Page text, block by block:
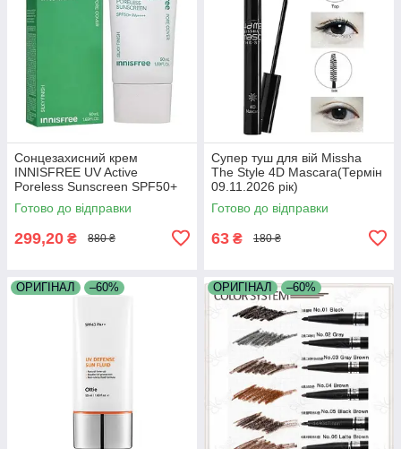
Сонцезахисний крем
INNISFREE UV Active
Poreless Sunscreen SPF50+
PA (Термін 22.06.2026 р)
Готово до відправки
299,20 ₴ 880 ₴
Супер туш для вій Missha
The Style 4D Mascara(Термін
09.11.2026 рік)
Готово до відправки
63 ₴ 180 ₴
ОРИГІНАЛ –60% ОРИГІНАЛ –60%